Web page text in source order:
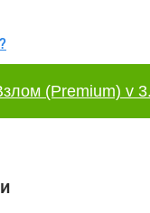
(Premium) v